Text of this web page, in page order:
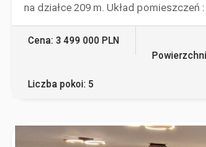
na działce 209 m. Układ pomieszczeń :
Cena: 3 499 000 PLN
Liczba pokoi: 5